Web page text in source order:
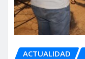
ACTUALIDAD